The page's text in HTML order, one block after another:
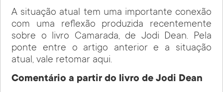
A situação atual tem uma importante conexão
com uma reflexão produzida recentemente
sobre o livro Camarada, de Jodi Dean. Pela
ponte entre o artigo anterior e a situação
atual, vale retomar aqui.
Comentário a partir do livro de Jodi Dean